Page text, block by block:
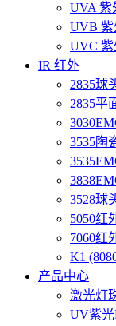
UVA 紫
UVB 紫
UVC 紫
IR 红外
2835球
2835平
3535陶
3528球
5050红
7060红
K1
产品中心
激光灯
UV紫光